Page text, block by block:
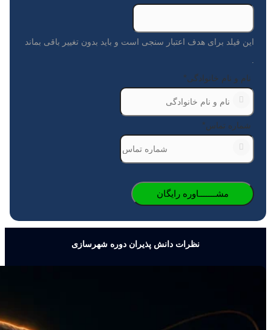
این فیلد برای هدف اعتبار سنجی است و باید بدون تغییر باقی بماند
نام و نام خانوادگی*
شماره تماس*
نظرات دانش پذیران دوره شهرسازی